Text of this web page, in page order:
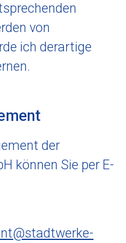
von
ich derartige
der
können Sie per E-